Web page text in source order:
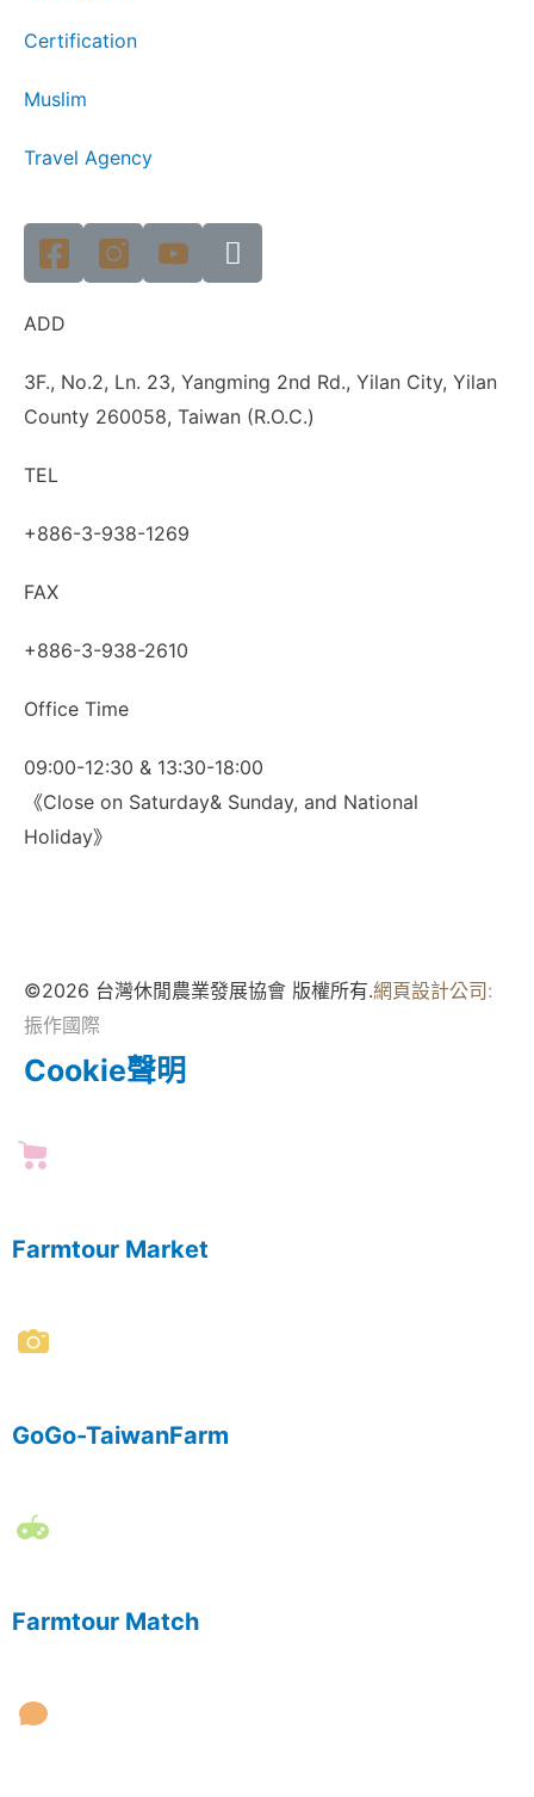
Certification
Muslim
Travel Agency
ADD
3F., No.2, Ln. 23, Yangming 2nd Rd., Yilan City, Yilan
County 260058, Taiwan (R.O.C.)
TEL
+886-3-938-1269
FAX
+886-3-938-2610
Office Time
09:00-12:30 & 13:30-18:00
《Close on Saturday& Sunday, and National
Holiday》
©2026 台灣休閒農業發展協會 版權所有.網頁設計公司 :
振作國際
Cookie聲明
Farmtour Market
GoGo-TaiwanFarm
Farmtour Match